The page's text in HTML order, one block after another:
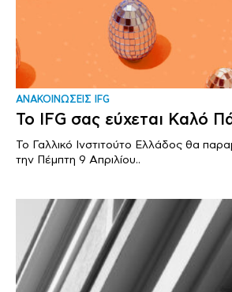
ΑΝΑΚΟΙΝΩΣΕΙΣ IFG
Το IFG σας εύχεται Καλό
Το Γαλλικό Ινστιτούτο Ελλάδος θα
την Πέμπτη 9 Απριλίου..